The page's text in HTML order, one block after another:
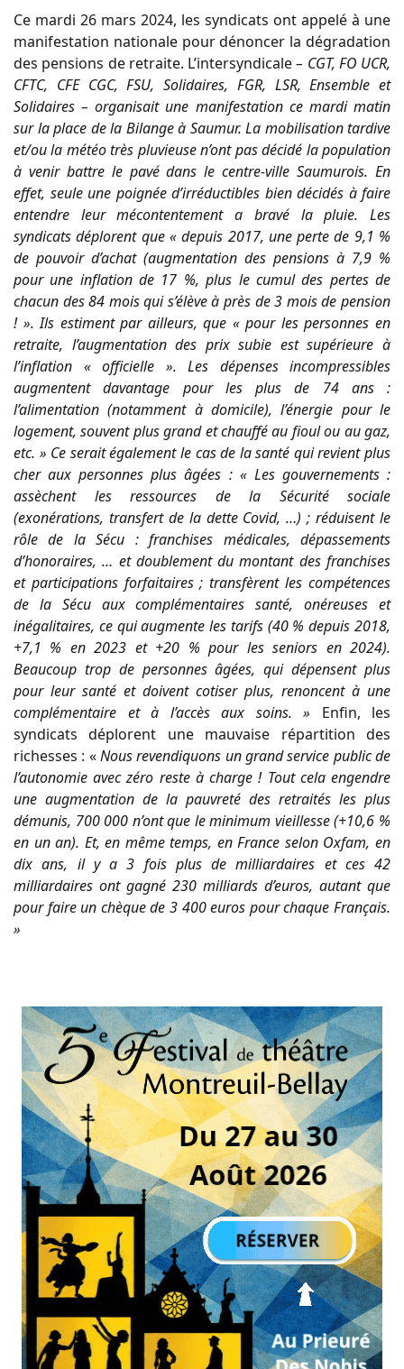
Ce mardi 26 mars 2024, les syndicats ont appelé à une
manifestation nationale pour dénoncer la dégradation
des pensions de retraite. L’intersyndicale– CGT, FO UCR,
CFTC, CFE CGC, FSU, Solidaires, FGR, LSR, Ensemble et
Solidaires – organisait une manifestation ce mardi matin
sur la place de la Bilange à Saumur. La mobilisation tardive
et/ou la météo très pluvieuse n’ont pas décidé la population
à venir battre le pavé dans le centre-ville Saumurois. En
effet, seule une poignée d’irréductibles bien décidés à faire
entendre leur mécontentement a bravé la pluie. Les
syndicats déplorent que «depuis 2017, une perte de 9,1 %
de pouvoir d’achat (augmentation des pensions à 7,9 %
pour une inflation de 17 %, plus le cumul des pertes de
chacun des 84 mois qui s’élève à près de 3 mois de pension
! ».Ils estiment par ailleurs, que « pour les personnes en
retraite, l’augmentation des prix subie est supérieure à
l’inflation « officielle ». Les dépenses incompressibles
augmentent davantage pour les plus de 74 ans :
l’alimentation (notamment à domicile), l’énergie pour le
logement, souvent plus grand et chauffé au fioul ou au gaz,
etc. » Ce serait également le cas de la santé qui revient plus
cher aux personnes plus âgées : « Les gouvernements :
assèchent les ressources de la Sécurité sociale
(exonérations, transfert de la dette Covid, …) ; réduisent le
rôle de la Sécu : franchises médicales, dépassements
d’honoraires, … et doublement du montant des franchises
et participations forfaitaires ; transfèrent les compétences
de la Sécu aux complémentaires santé, onéreuses et
inégalitaires, ce qui augmente les tarifs (40 % depuis 2018,
+7,1 % en 2023 et +20 % pour les seniors en 2024).
Beaucoup trop de personnes âgées, qui dépensent plus
pour leur santé et doivent cotiser plus, renoncent à une
complémentaire et à l’accès aux soins. » Enfin, les
syndicats déplorent une mauvaise répartition des
richesses : «Nous revendiquons un grand service public de
l’autonomie avec zéro reste à charge ! Tout cela engendre
une augmentation de la pauvreté des retraités les plus
démunis, 700 000 n’ont que le minimum vieillesse (+10,6 %
en un an). Et, en même temps, en France selon Oxfam, en
dix ans, il y a 3 fois plus de milliardaires et ces 42
milliardaires ont gagné 230 milliards d’euros, autant que
pour faire un chèque de 3 400 euros pour chaque Français.
»